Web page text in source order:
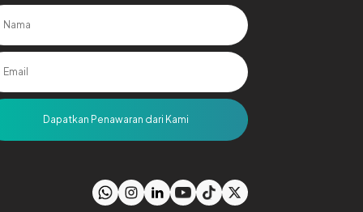
Dapatkan Penawaran dari Kami